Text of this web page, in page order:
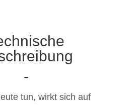
-
tun, wirkt sich auf